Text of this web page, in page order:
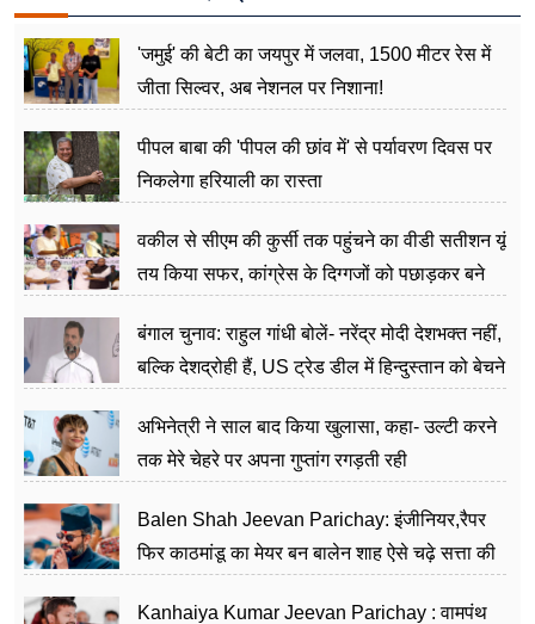
'जमुई' की बेटी का जयपुर में जलवा, 1500 मीटर रेस में
जीता सिल्वर, अब नेशनल पर निशाना!
पीपल बाबा की 'पीपल की छांव में' से पर्यावरण दिवस पर
निकलेगा हरियाली का रास्ता
वकील से सीएम की कुर्सी तक पहुंचने का वीडी सतीशन यूं
तय किया सफर, कांग्रेस के दिग्गजों को पछाड़कर बने
बंगाल चुनाव: राहुल गांधी बोलें- नरेंद्र मोदी देशभक्त नहीं,
बल्कि देशद्रोही हैं, US ट्रेड डील में हिन्दुस्तान को बेचने
अभिनेत्री ने साल बाद किया खुलासा, कहा- उल्टी करने
तक मेरे चेहरे पर अपना गुप्तांग रगड़ती रही
Balen Shah Jeevan Parichay: इंजीनियर,रैपर
फिर काठमांडू का मेयर बन बालेन शाह ऐसे चढ़े सत्ता की
Kanhaiya Kumar Jeevan Parichay : वामपंथ